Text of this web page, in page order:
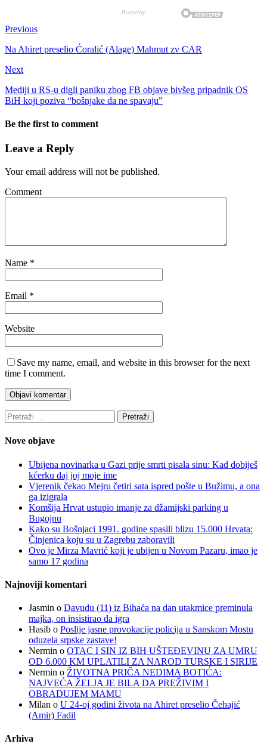
Previous
Na Ahiret preselio Ćoralić (Alage) Mahmut zv CAR
Next
Mediji u RS-u digli paniku zbog FB objave bivšeg pripadnik OS
BiH koji poziva “bošnjake da ne spavaju”
Be the first to comment
Leave a Reply
Your email address will not be published.
Comment
Name *
Email *
Website
Save my name, email, and website in this browser for the next
time I comment.
Pretraži:
Nove objave
Ubijena novinarka u Gazi prije smrti pisala sinu: Kad dobiješ
kćerku daj joj moje ime
Vjerenik čekao Mejru četiri sata ispred pošte u Bužimu, a ona
ga izigrala
Komšija Hrvat ustupio imanje za džamijski parking u
Bugojnu
Kako su Bošnjaci 1991. godine spasili blizu 15.000 Hrvata:
Činjenica koju su u Zagrebu zaboravili
Ovo je Mirza Mavrić koji je ubijen u Novom Pazaru, imao je
samo 17 godina
Najnoviji komentari
Jasmin o Davudu (11) iz Bihaća na dan utakmice preminula
majka, on insistirao da igra
Hasib o Poslije jasne provokacije policija u Sanskom Mostu
oduzela srpske zastave!
Nermin o OTAC I SIN IZ BIH UŠTEĐEVINU ZA UMRU
OD 6.000 KM UPLATILI ZA NAROD TURSKE I SIRIJE
Nermin o ŽIVOTNA PRIČA NEDIMA BOTIĆA:
NAJVEĆA ŽELJA JE BILA DA PREŽIVIM I
OBRADUJEM MAMU
Milan o U 24-oj godini života na Ahiret preselio Čehajić
(Amir) Fadil
Arhiva